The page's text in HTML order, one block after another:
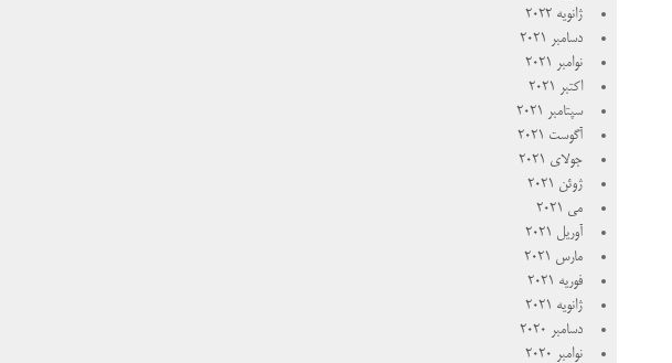
ژانویه 2022
دسامبر 2021
نوامبر 2021
اکتبر 2021
سپتامبر 2021
آگوست 2021
جولای 2021
ژوئن 2021
می 2021
آوریل 2021
مارس 2021
فوریه 2021
ژانویه 2021
دسامبر 2020
نوامبر 2020